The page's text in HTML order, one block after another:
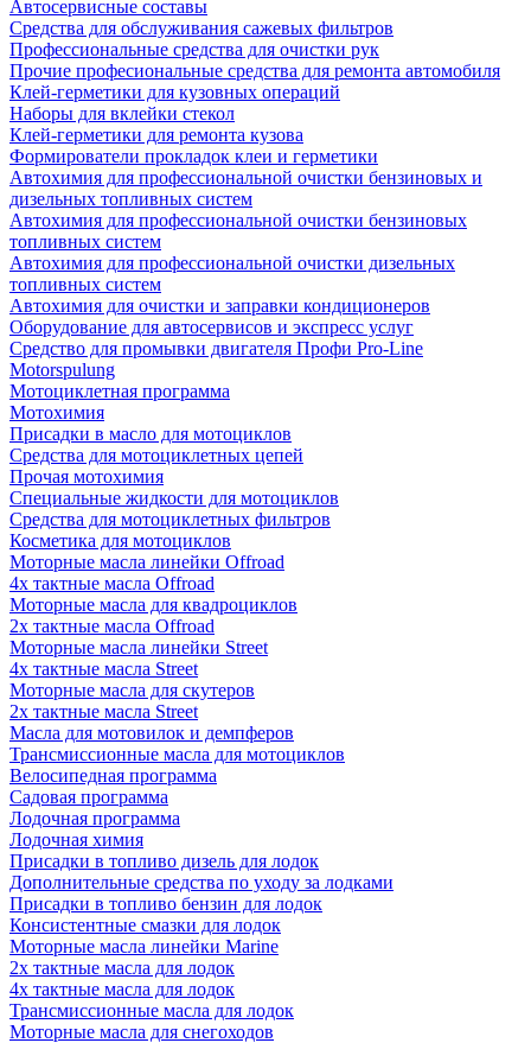
Автосервисные составы
Средства для обслуживания сажевых фильтров
Профессиональные средства для очистки рук
Прочие професиональные средства для ремонта автомобиля
Клей-герметики для кузовных операций
Наборы для вклейки стекол
Клей-герметики для ремонта кузова
Формирователи прокладок клеи и герметики
Автохимия для профессиональной очистки бензиновых и
дизельных топливных систем
Автохимия для профессиональной очистки бензиновых
топливных систем
Автохимия для профессиональной очистки дизельных
топливных систем
Автохимия для очистки и заправки кондиционеров
Оборудование для автосервисов и экспресс услуг
Средство для промывки двигателя Профи Pro-Line
Motorspulung
Мотоциклетная программа
Мотохимия
Присадки в масло для мотоциклов
Средства для мотоциклетных цепей
Прочая мотохимия
Специальные жидкости для мотоциклов
Средства для мотоциклетных фильтров
Косметика для мотоциклов
Моторные масла линейки Offroad
4х тактные масла Offroad
Моторные масла для квадроциклов
2х тактные масла Offroad
Моторные масла линейки Street
4х тактные масла Street
Моторные масла для скутеров
2х тактные масла Street
Масла для мотовилок и демпферов
Трансмиссионные масла для мотоциклов
Велосипедная программа
Садовая программа
Лодочная программа
Лодочная химия
Присадки в топливо дизель для лодок
Дополнительные средства по уходу за лодками
Присадки в топливо бензин для лодок
Консистентные смазки для лодок
Моторные масла линейки Marine
2х тактные масла для лодок
4х тактные масла для лодок
Трансмиссионные масла для лодок
Моторные масла для снегоходов